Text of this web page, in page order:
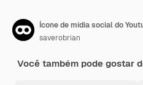
Ícone de mídia social do
saverobrian
Você também pode gostar